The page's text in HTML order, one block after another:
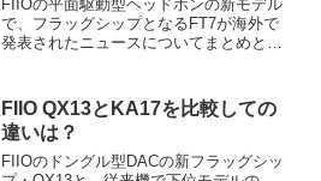
FIIOの平面駆動型ヘッドホンの新モデル
で、フラッグシップとなるFT7が海外で
発表されたニュースについてまとめと考
FIIO QX13とKA17を比較しての
違いは？
FIIOのドングル型DACの新フラッグシッ